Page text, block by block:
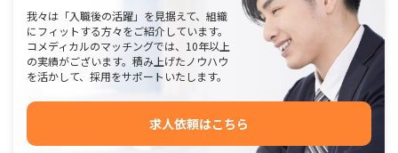
我々は「入職後の活躍」を見据えて、組織
にフィットする方々をご紹介しています。
コメディカルのマッチングでは、10年以上
の実績がございます。積み上げたノウハウ
を活かして、採用をサポートいたします。
求人依頼はこちら